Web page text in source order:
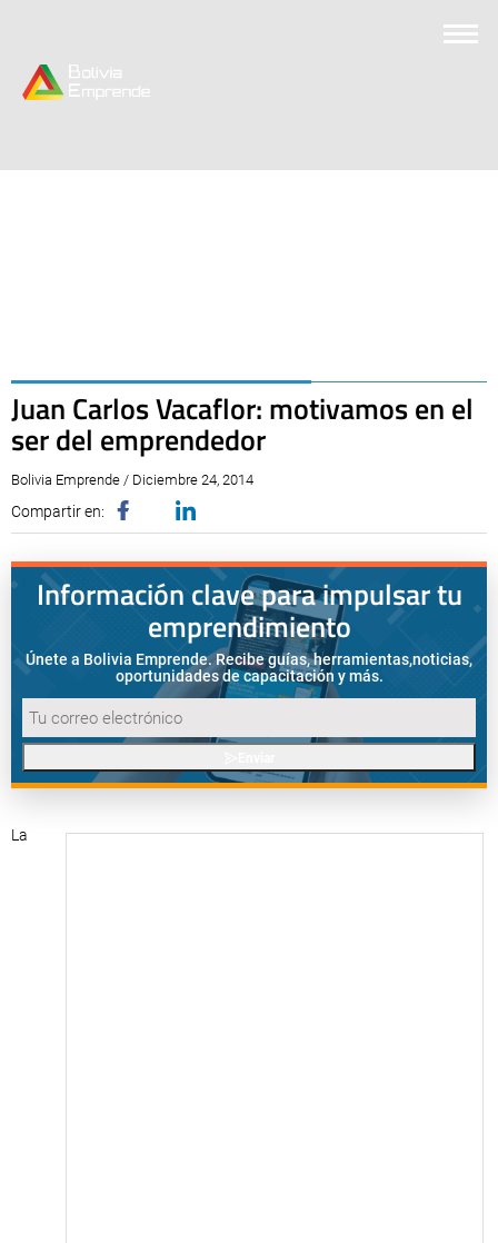
Juan Carlos Vacaflor: motivamos en el
ser del emprendedor
Bolivia Emprende / Diciembre 24, 2014
Compartir en:
Información clave para impulsar tu
emprendimiento
Únete a Bolivia Emprende. Recibe guías, herramientas,noticias,
oportunidades de capacitación y más.
La